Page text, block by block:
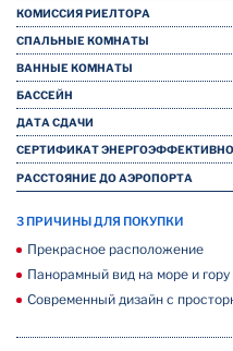
КОМИССИЯ РИЕЛТОРА
СПАЛЬНЫЕ КОМНАТЫ
ВАННЫЕ КОМНАТЫ
БАССЕЙН
ДАТА СДАЧИ
СЕРТИФИКАТ
РАССТОЯНИЕ ДО АЭРОПОРТА
3 ПРИЧИНЫ ДЛЯ ПОКУПКИ
Прекрасное расположение
Панорамный вид на море и
Современный дизайн с